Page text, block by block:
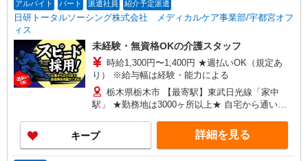
アルバイト パート 派遣社員 紹介予定派遣
日研トータルソーシング株式会社 メディカルケア事業部/宇都宮オフ
ィス
未経験・無資格OKの介護スタッフ
時給1,300円〜1,400円 ★週払いOK（規定あ
り） ※給与幅は経験・能力による
栃木県栃木市 【最寄駅】東武日光線「家中
駅」 ★勤務地は3000ヶ所以上★ 自宅から通いや
い！！
キープ 詳細を見る